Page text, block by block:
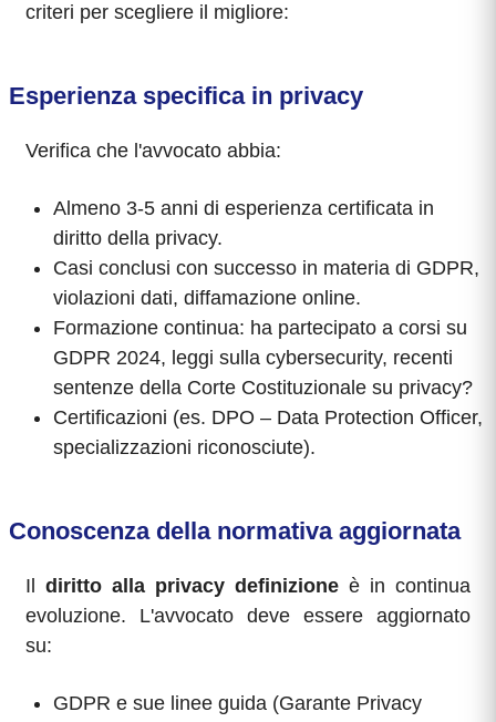
criteri per scegliere il migliore:
Esperienza specifica in privacy
Verifica che l'avvocato abbia:
Almeno 3-5 anni di esperienza certificata in
diritto della privacy.
Casi conclusi con successo in materia di GDPR,
violazioni dati, diffamazione online.
Formazione continua: ha partecipato a corsi su
GDPR 2024, leggi sulla cybersecurity, recenti
sentenze della Corte Costituzionale su privacy?
Certificazioni (es. DPO – Data Protection Officer,
specializzazioni riconosciute).
Conoscenza della normativa aggiornata
Il diritto alla privacy definizione è in continua
evoluzione. L'avvocato deve essere aggiornato
su:
GDPR e sue linee guida (Garante Privacy